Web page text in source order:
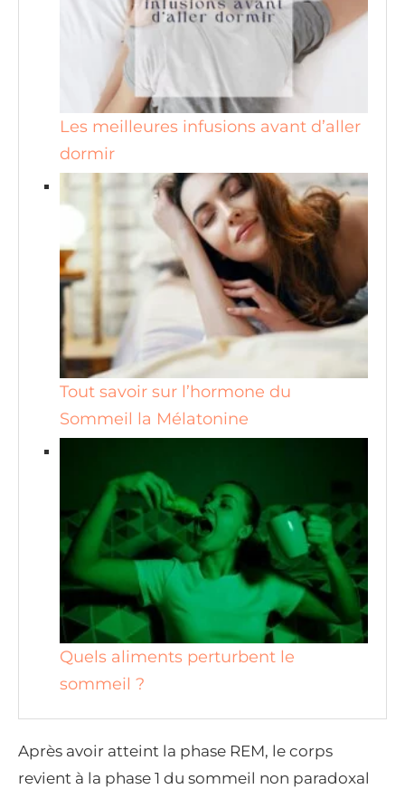
Les meilleures infusions avant d’aller
dormir
Tout savoir sur l’hormone du
Sommeil la Mélatonine
Quels aliments perturbent le
sommeil ?
Après avoir atteint la phase REM, le corps
revient à la phase 1 du sommeil non paradoxal